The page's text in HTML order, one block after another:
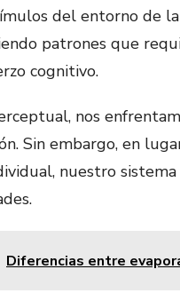
del entorno de
patrones que
cognitivo.
nos
Sin embargo, en
nuestro
Diferencias entre